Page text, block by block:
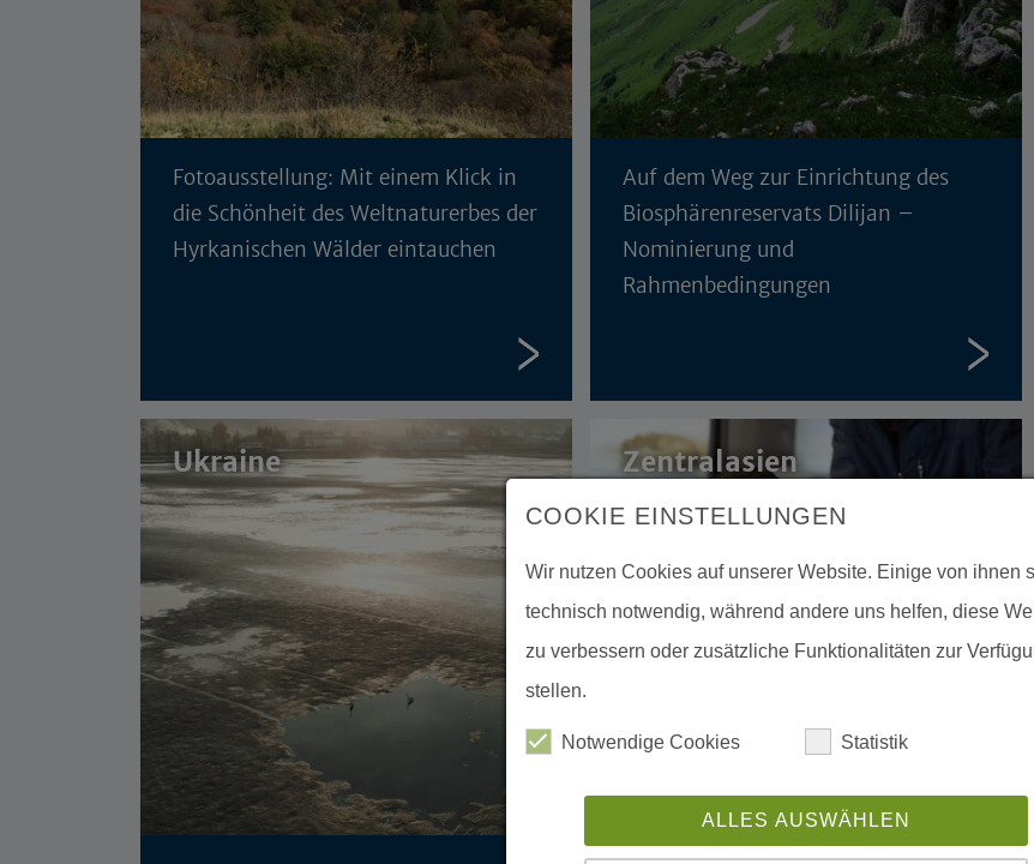
Fotoausstellung: Mit einem Klick in
die Schönheit des Weltnaturerbes der
Hyrkanischen Wälder eintauchen
Auf dem Weg zur Einrichtung des
Biosphärenreservats Dilijan –
Nominierung und
Rahmenbedingungen
Ukraine Zentralasien
COOKIE EINSTELLUNGEN
Wir nutzen Cookies auf unserer Website. Einige von ihnen
technisch notwendig, während andere uns helfen, diese
zu verbessern oder zusätzliche Funktionalitäten zur
stellen.
Notwendige Cookies Statistik
ALLES AUSWÄHLEN